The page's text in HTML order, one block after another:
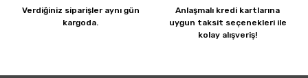
Verdiğiniz siparişler aynı gün
kargoda.
Anlaşmalı kredi kartlarına
uygun taksit seçenekleri ile
kolay alışveriş!